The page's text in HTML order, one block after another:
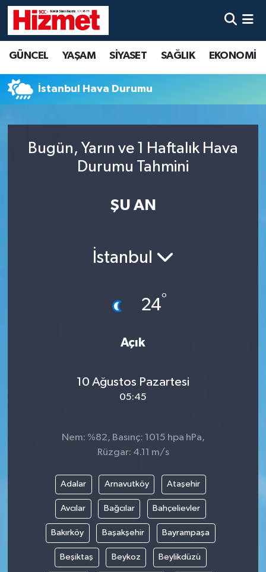
GÜNCEL YAŞAM SİYASET SAĞLIK EKONOMİ
İstanbul Hava Durumu
Bugün, Yarın ve 1 Haftalık Hava
Durumu Tahmini
ŞU AN
İstanbul
24°
Açık
10 Ağustos Pazartesi
05:45
Nem: %82, Basınç: 1015 hpa hPa,
Rüzgar: 4.11 m/s
Adalar Arnavutköy Ataşehir
Avcılar Bağcılar Bahçelievler
Bakırköy Başakşehir Bayrampaşa
Beşiktaş Beykoz Beylikdüzü
YAŞAM
SİYASET
Denizli Hava Durumu
Denizli Trafik Yoğunluk Haritası
Tüm Manşetler